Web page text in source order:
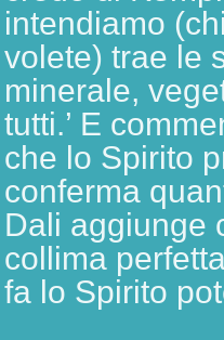
intendiamo
volete) trae le
minerale,
tutti.’ E
che lo Spirito
conferma
Dali aggiunge
collima
fa lo Spirito